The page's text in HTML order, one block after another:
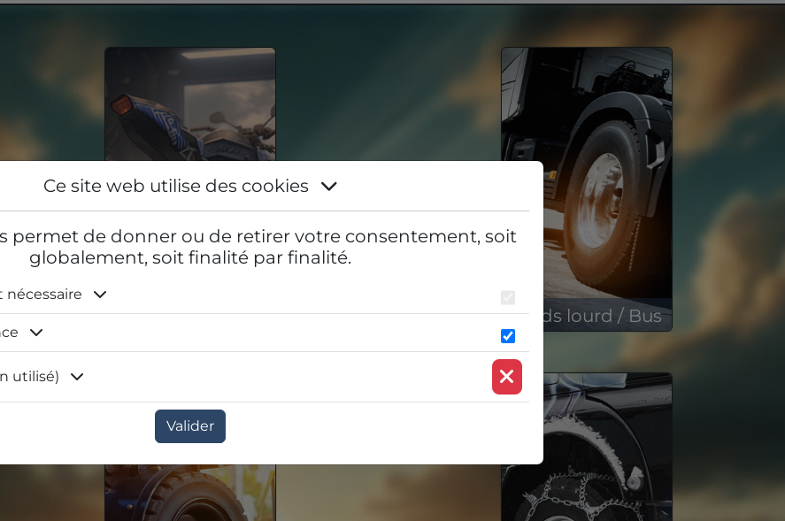
Moto / Quad Poids lourd / Bus
Ce site web utilise des cookies
permet de donner ou de retirer votre consentement, soit
globalement, soit finalité par finalité.
utilisé)
Valider